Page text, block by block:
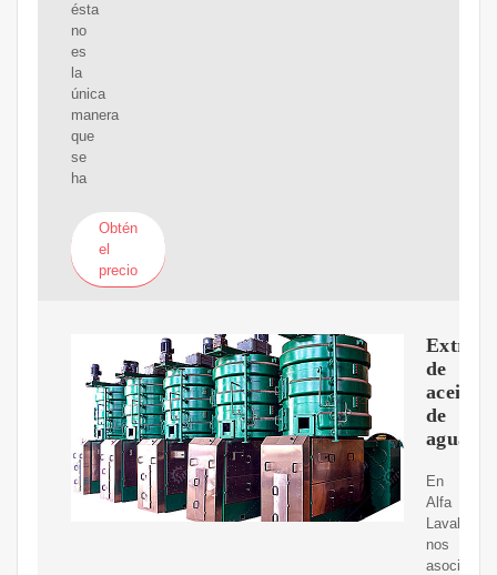
ésta
no
es
la
única
manera
que
se
ha
Obtén
el
precio
de
aceite
de
En
Alfa
Laval
nos
asociamos